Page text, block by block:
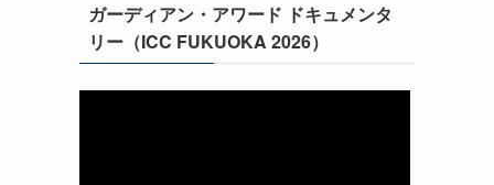
ガーディアン・アワード ドキュメンタ
リー（ICC FUKUOKA 2026）